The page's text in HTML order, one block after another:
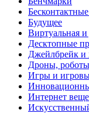
Будущее
Виртуальная и
Десктопные
Джейлбрейк и
Дроны,
Игры и
Интернет